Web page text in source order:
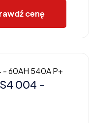
cenę
004 -